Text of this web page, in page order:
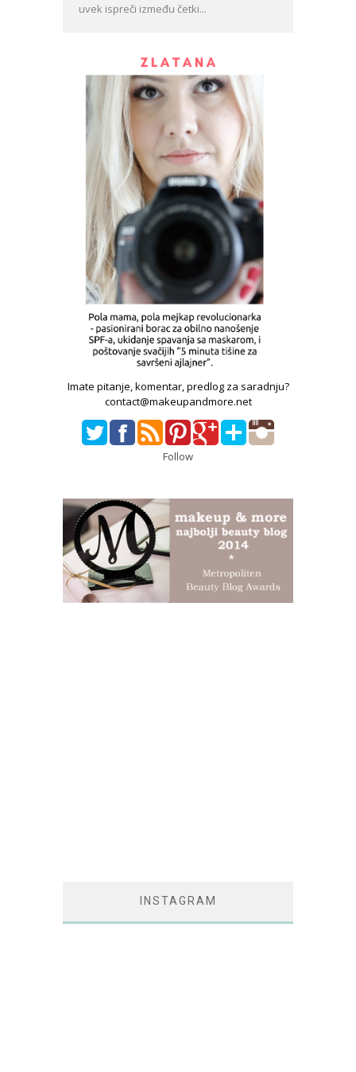
uvek ispreči između četki...
Imate pitanje, komentar, predlog za saradnju?
contact@makeupandmore.net
Follow
INSTAGRAM